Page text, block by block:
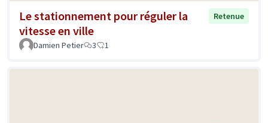
Le stationnement pour réguler la
vitesse en ville
Retenue
Damien Petier 3 1